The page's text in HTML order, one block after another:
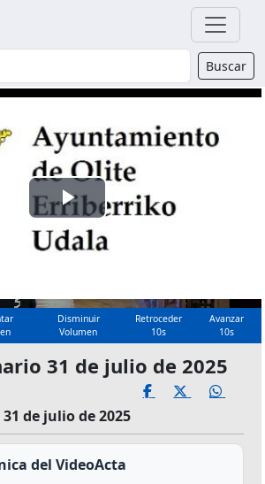
Buscar
Reproducir
Vídeo
Disminuir
Volumen
Retroceder
10s
Avanzar
10s
31 de julio de 2025
de julio de 2025
del VideoActa